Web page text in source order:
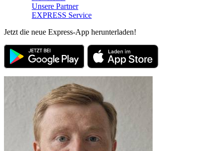
Unsere Partner
EXPRESS Service
Jetzt die neue Express-App herunterladen!